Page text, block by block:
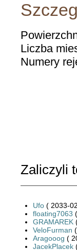
Liczba
Numery
Zaliczyli
Ufo ( 2033-
floating7063
GRAMAREK
VeloFurman
Aragooog (
JacekPlacek